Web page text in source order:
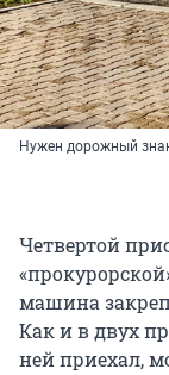
Нужен дорожный
Четвертой
машина
Как и в двух
ней приехал,